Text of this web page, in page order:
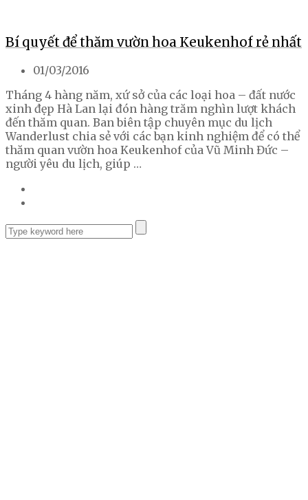
Bí quyết để thăm vườn hoa Keukenhof rẻ nhất
01/03/2016
Tháng 4 hàng năm, xứ sở của các loại hoa – đất nước
xinh đẹp Hà Lan lại đón hàng trăm nghìn lượt khách
đến thăm quan. Ban biên tập chuyên mục du lịch
Wanderlust chia sẻ với các bạn kinh nghiệm để có thể
thăm quan vườn hoa Keukenhof của Vũ Minh Đức –
người yêu du lịch, giúp …